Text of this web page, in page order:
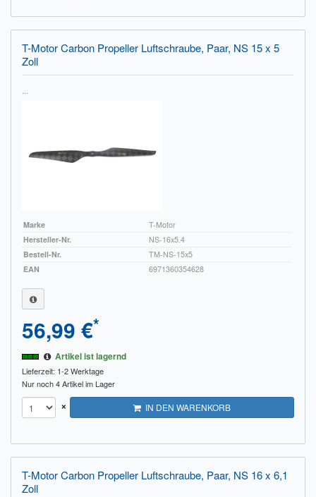
Impressum
FAQ
T-Motor Carbon Propeller Luftschraube, Paar, NS 15 x 5
Zoll
...
Marke
T-Motor
Hersteller-Nr.
NS-16x5.4
Bestell-Nr.
TM-NS-15x5
EAN
6971360354628
56,99 €*
Artikel ist lagernd
Lieferzeit: 1-2 Werktage
Nur noch 4 Artikel im Lager
× IN DEN WARENKORB
T-Motor Carbon Propeller Luftschraube, Paar, NS 16 x 6,1
Zoll